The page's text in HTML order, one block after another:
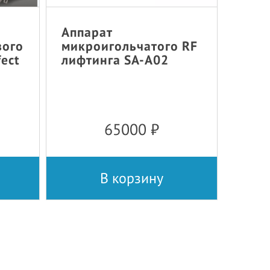
Аппарат
микроигольчатого RF
лифтинга SA-A02
65000 ₽
В корзину